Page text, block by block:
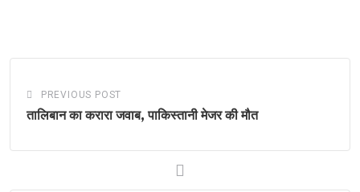
PREVIOUS POST
तालिबान का करारा जवाब, पाकिस्तानी मेजर की मौत